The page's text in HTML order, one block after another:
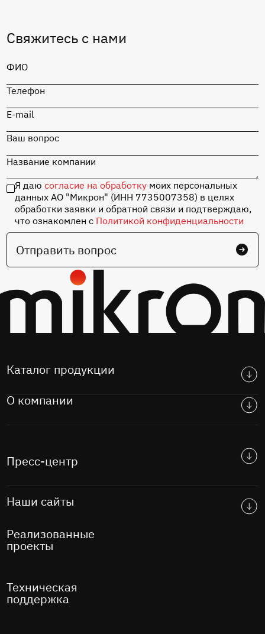
Свяжитесь с нами
ФИО
Телефон
E-mail
Ваш вопрос
Название компании
Я даюсогласие на обработку моих персональных
данных АО "Микрон" (ИНН 7735007358) в целях
обработки заявки и обратной связи и подтверждаю,
что ознакомлен с Политикой конфиденциальности
Отправить вопрос
Каталог продукции
О компании
Пресс-центр
Наши сайты
Реализованные
проекты
Техническая
поддержка